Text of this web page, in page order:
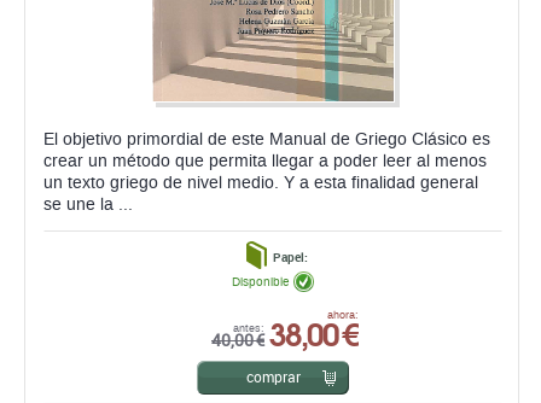
El objetivo primordial de este Manual de Griego Clásico es
crear un método que permita llegar a poder leer al menos
un texto griego de nivel medio. Y a esta finalidad general
se une la ...
Papel:
antes:
40,00 €
ahora:
38,00 €
Disponible
comprar